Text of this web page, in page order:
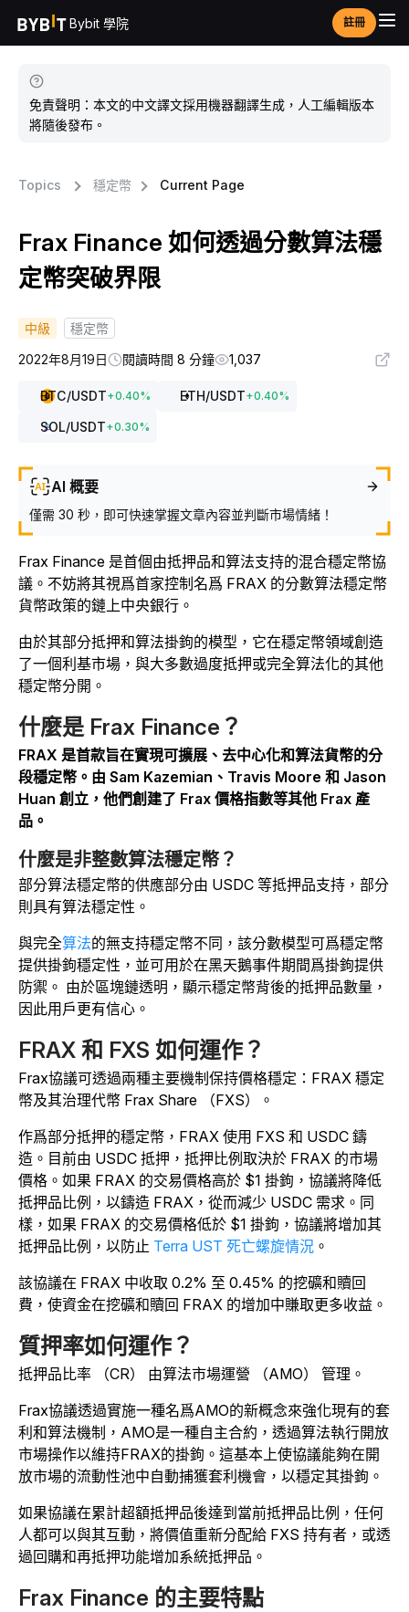
Bybit 學院 註冊
免責聲明：本文的中文譯文採用機器翻譯生成，人工編輯版本
將隨後發布。
Topics 穩定幣 Current Page
Frax Finance 如何透過分數算法穩
定幣突破界限
中級
穩定幣
2022年8月19日
閱讀時間 8 分鐘 1,037
BTC/USDT+0.40% ETH/USDT+0.40%
SOL/USDT+0.30%
AI 概要
僅需 30 秒，即可快速掌握文章內容並判斷市場情緒！
Frax Finance 是首個由抵押品和算法支持的混合穩定幣協
議。不妨將其視爲首家控制名爲 FRAX 的分數算法穩定幣
貨幣政策的鏈上中央銀行。
由於其部分抵押和算法掛鉤的模型，它在穩定幣領域創造
了一個利基市場，與大多數過度抵押或完全算法化的其他
穩定幣分開。
什麼是 Frax Finance？
FRAX 是首款旨在實現可擴展、去中心化和算法貨幣的分
段穩定幣。由 Sam Kazemian、Travis Moore 和 Jason
Huan 創立，他們創建了 Frax 價格指數等其他 Frax 產
品。
什麼是非整數算法穩定幣？
部分算法穩定幣的供應部分由 USDC 等抵押品支持，部分
則具有算法穩定性。
與完全算法的無支持穩定幣不同，該分數模型可爲穩定幣
提供掛鉤穩定性，並可用於在黑天鵝事件期間爲掛鉤提供
防禦 。 由於區塊鏈透明，顯示穩定幣背後的抵押品數量，
因此用戶更有信心。
FRAX 和 FXS 如何運作？
Frax協議可透過兩種主要機制保持價格穩定：FRAX 穩定
幣及其治理代幣 Frax Share （FXS）。
作爲部分抵押的穩定幣，FRAX 使用 FXS 和 USDC 鑄
造。目前由 USDC 抵押，抵押比例取決於 FRAX 的市場
價格。如果 FRAX 的交易價格高於 $1 掛鉤，協議將降低
抵押品比例，以鑄造 FRAX，從而減少 USDC 需求。同
樣，如果 FRAX 的交易價格低於 $1 掛鉤，協議將增加其
抵押品比例，以防止 Terra UST 死亡螺旋情況 。
該協議在 FRAX 中收取 0.2% 至 0.45% 的挖礦和贖回
費，使資金在挖礦和贖回 FRAX 的增加中賺取更多收益。
質押率如何運作？
抵押品比率 （CR） 由算法市場運營 （AMO） 管理。
Frax協議透過實施一種名爲AMO的新概念來強化現有的套
利和算法機制，AMO是一種自主合約，透過算法執行開放
市場操作以維持FRAX的掛鉤。這基本上使協議能夠在開
放市場的流動性池中自動捕獲套利機會，以穩定其掛鉤。
如果協議在累計超額抵押品後達到當前抵押品比例，任何
人都可以與其互動，將價值重新分配給 FXS 持有者，或透
過回購和再抵押功能增加系統抵押品。
Frax Finance 的主要特點